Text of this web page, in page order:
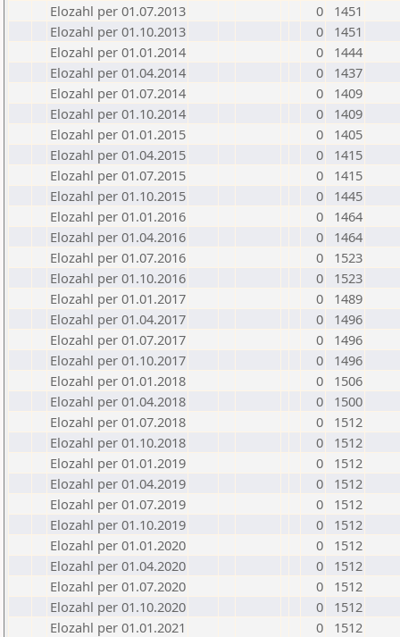
Elozahl per 01.07.2013
0
1451
Elozahl per 01.10.2013
0
1451
Elozahl per 01.01.2014
0
1444
Elozahl per 01.04.2014
0
1437
Elozahl per 01.07.2014
0
1409
Elozahl per 01.10.2014
0
1409
Elozahl per 01.01.2015
0
1405
Elozahl per 01.04.2015
0
1415
Elozahl per 01.07.2015
0
1415
Elozahl per 01.10.2015
0
1445
Elozahl per 01.01.2016
0
1464
Elozahl per 01.04.2016
0
1464
Elozahl per 01.07.2016
0
1523
Elozahl per 01.10.2016
0
1523
Elozahl per 01.01.2017
0
1489
Elozahl per 01.04.2017
0
1496
Elozahl per 01.07.2017
0
1496
Elozahl per 01.10.2017
0
1496
Elozahl per 01.01.2018
0
1506
Elozahl per 01.04.2018
0
1500
Elozahl per 01.07.2018
0
1512
Elozahl per 01.10.2018
0
1512
Elozahl per 01.01.2019
0
1512
Elozahl per 01.04.2019
0
1512
Elozahl per 01.07.2019
0
1512
Elozahl per 01.10.2019
0
1512
Elozahl per 01.01.2020
0
1512
Elozahl per 01.04.2020
0
1512
Elozahl per 01.07.2020
0
1512
Elozahl per 01.10.2020
0
1512
Elozahl per 01.01.2021
0
1512